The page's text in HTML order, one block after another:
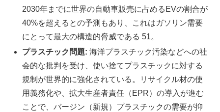
2030年までに世界の自動車販売に占めるEVの割合が
40%を超えるとの予測もあり、これはガソリン需要
にとって最大の構造的脅威である 51。
プラスチック問題: 海洋プラスチック汚染などへの社
会的な批判を受け、使い捨てプラスチックに対する
規制が世界的に強化されている。リサイクル材の使
用義務化や、拡大生産者責任（EPR）の導入が進む
ことで、バージン（新規）プラスチックの需要が抑